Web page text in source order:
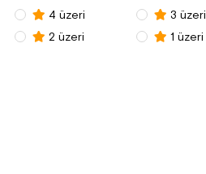
4 üzeri
3 üzeri
2 üzeri
1 üzeri